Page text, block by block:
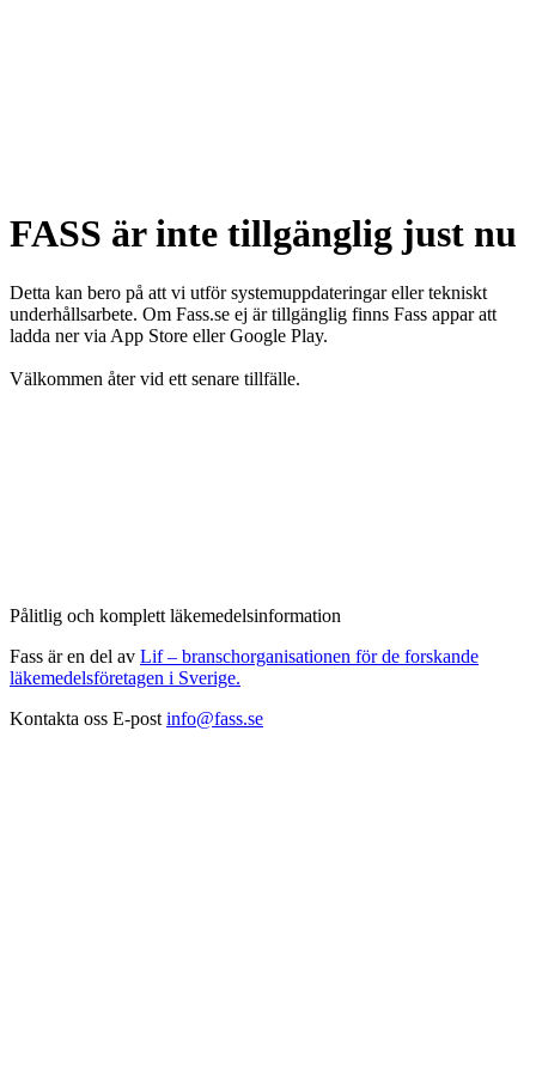
FASS är inte tillgänglig just nu
Detta kan bero på att vi utför systemuppdateringar eller tekniskt
underhållsarbete. Om Fass.se ej är tillgänglig finns Fass appar att
ladda ner via App Store eller Google Play.
Välkommen åter vid ett senare tillfälle.
Pålitlig och komplett läkemedelsinformation
Fass är en del av Lif – branschorganisationen för de forskande
läkemedelsföretagen i Sverige.
Kontakta oss E-post info@fass.se